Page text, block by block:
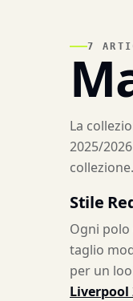
7
La
2025/
collezione.
Stile
Ogni polo
taglio
per un
Liverpool